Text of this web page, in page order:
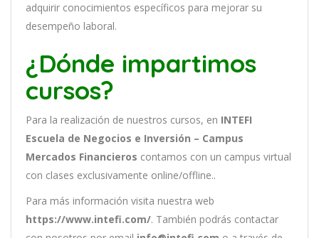
adquirir conocimientos específicos para mejorar su
desempeño laboral.
¿Dónde impartimos
cursos?
Para la realización de nuestros cursos, en INTEFI
Escuela de Negocios e Inversión – Campus
Mercados Financieros contamos con un campus virtual
con clases exclusivamente online/offline..
Para más información visita nuestra web
https://www.intefi.com/. También podrás contactar